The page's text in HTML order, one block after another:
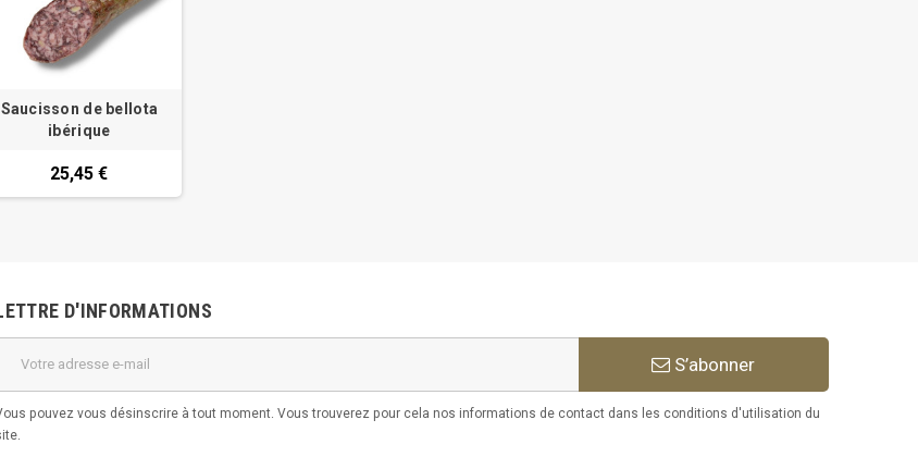
Saucisson de bellota
ibérique
25,45 €
D'INFORMATIONS
S’abonner
pouvez vous désinscrire à tout moment. Vous trouverez pour cela nos informations de contact dans les conditions d'utilisation du